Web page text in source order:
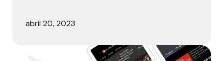
abril 20, 2023
5